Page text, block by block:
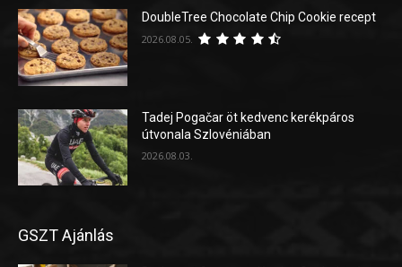
DoubleTree Chocolate Chip Cookie recept
2026.08.05.
Tadej Pogačar öt kedvenc kerékpáros
útvonala Szlovéniában
2026.08.03.
GSZT Ajánlás